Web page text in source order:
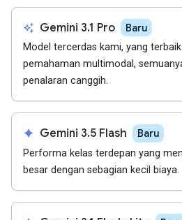
auto_awesome Gemini 3.1 Pro Baru
Model tercerdas kami, yang
pemahaman multimodal,
penalaran canggih.
spark Gemini 3.5 Flash Baru
Performa kelas terdepan yang
besar dengan sebagian kecil biaya.